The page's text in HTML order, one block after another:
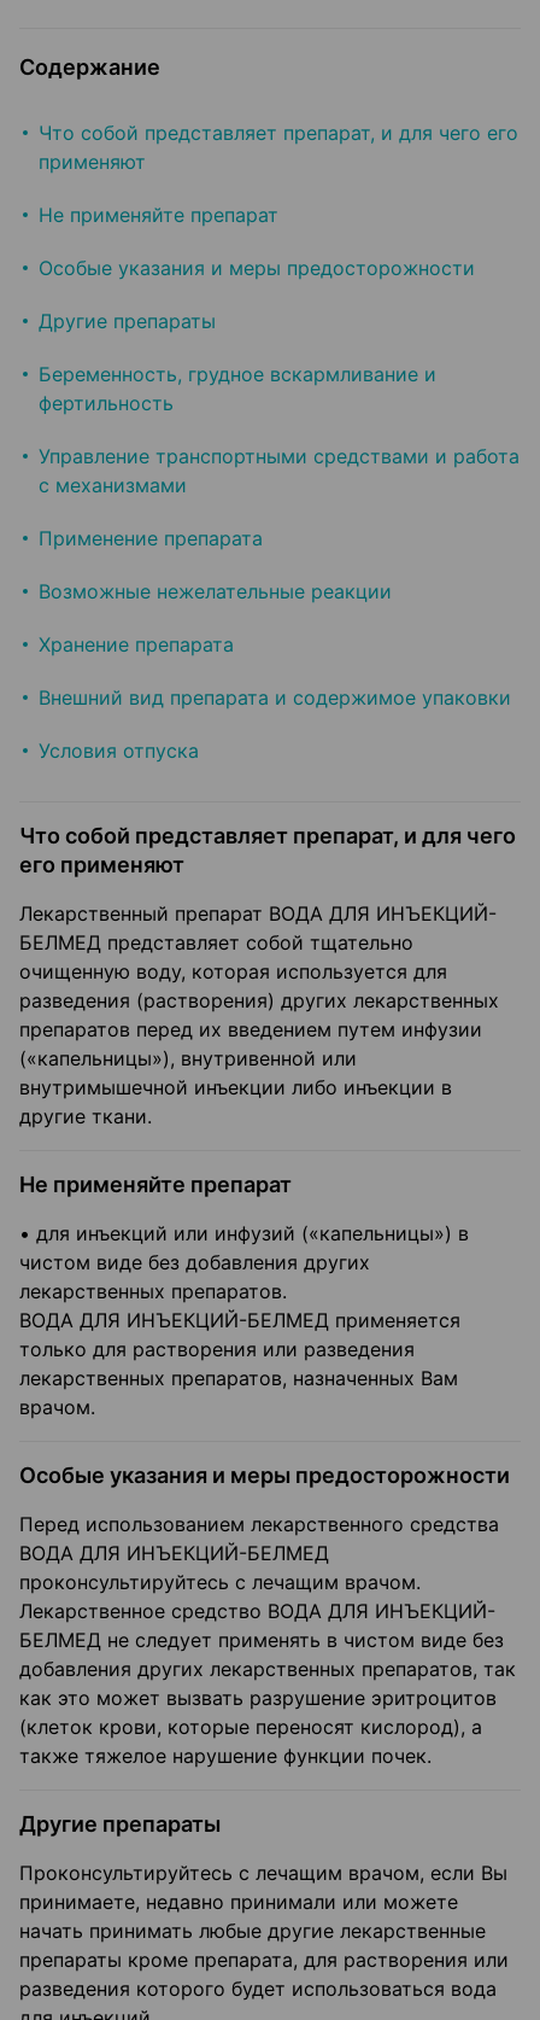
Содержание
Что собой представляет препарат, и для чего его
применяют
Не применяйте препарат
Особые указания и меры предосторожности
Другие препараты
Беременность, грудное вскармливание и
фертильность
Управление транспортными средствами и работа
с механизмами
Применение препарата
Возможные нежелательные реакции
Хранение препарата
Внешний вид препарата и содержимое упаковки
Условия отпуска
Что собой представляет препарат, и для чего
его применяют
Лекарственный препарат ВОДА ДЛЯ ИНЪЕКЦИЙ-
БЕЛМЕД представляет собой тщательно
очищенную воду, которая используется для
разведения (растворения) других лекарственных
препаратов перед их введением путем инфузии
(«капельницы»), внутривенной или
внутримышечной инъекции либо инъекции в
другие ткани.
Не применяйте препарат
• для инъекций или инфузий («капельницы») в
чистом виде без добавления других
лекарственных препаратов.
ВОДА ДЛЯ ИНЪЕКЦИЙ-БЕЛМЕД применяется
только для растворения или разведения
лекарственных препаратов, назначенных Вам
врачом.
Особые указания и меры предосторожности
Перед использованием лекарственного средства
ВОДА ДЛЯ ИНЪЕКЦИЙ-БЕЛМЕД
проконсультируйтесь с лечащим врачом.
Лекарственное средство ВОДА ДЛЯ ИНЪЕКЦИЙ-
БЕЛМЕД не следует применять в чистом виде без
добавления других лекарственных препаратов, так
как это может вызвать разрушение эритроцитов
(клеток крови, которые переносят кислород), а
также тяжелое нарушение функции почек.
Другие препараты
Проконсультируйтесь с лечащим врачом, если Вы
принимаете, недавно принимали или можете
начать принимать любые другие лекарственные
препараты кроме препарата, для растворения или
разведения которого будет использоваться вода